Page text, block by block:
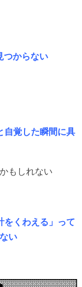
つからない
自覚した瞬間に具
もしれない
をくわえる」って
い